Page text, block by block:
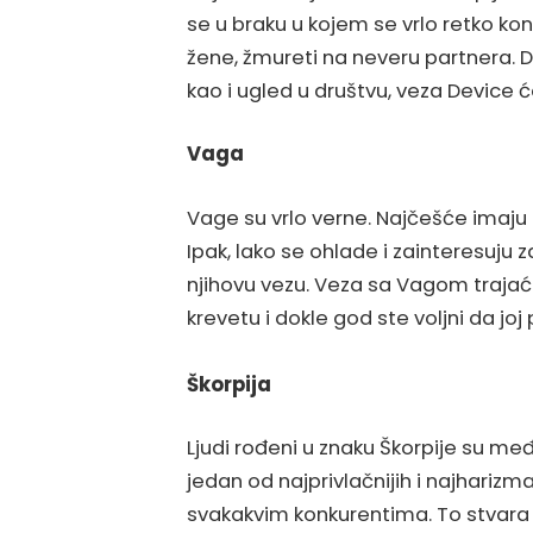
se u braku u kojem se vrlo retko
žene, žmureti na neveru partnera.
kao i ugled u društvu, veza Device
Vaga
Vage su vrlo verne. Najčešće
Ipak, lako se ohlade i zainteresuju
njihovu vezu. Veza sa Vagom
krevetu i dokle god ste voljni da joj
Škorpija
Ljudi rođeni u znaku Škorpije su
jedan od najprivlačnijih i
svakakvim konkurentima. To